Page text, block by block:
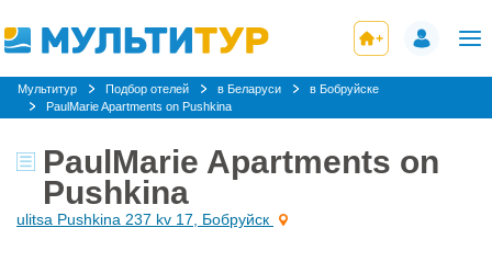
Мультитур Подбор отелей в Беларуси
в Бобруйске
PaulMarie Apartments on Pushkina
PaulMarie Apartments on
Pushkina
ulitsa Pushkina 237 kv 17, Бобруйск